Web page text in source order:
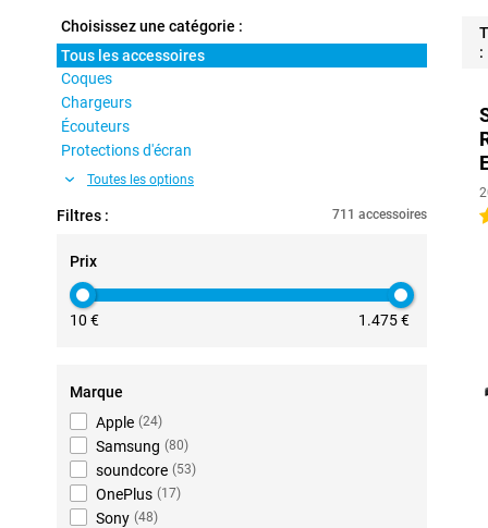
Choisissez une catégorie :
Tous les accessoires
Coques
Chargeurs
Écouteurs
Protections d'écran
Toutes les options
Filtres : 711 accessoires
Prix
10 € 1.475 €
Marque
Apple (24)
Samsung (80)
soundcore (53)
OnePlus (17)
Sony (48)
: